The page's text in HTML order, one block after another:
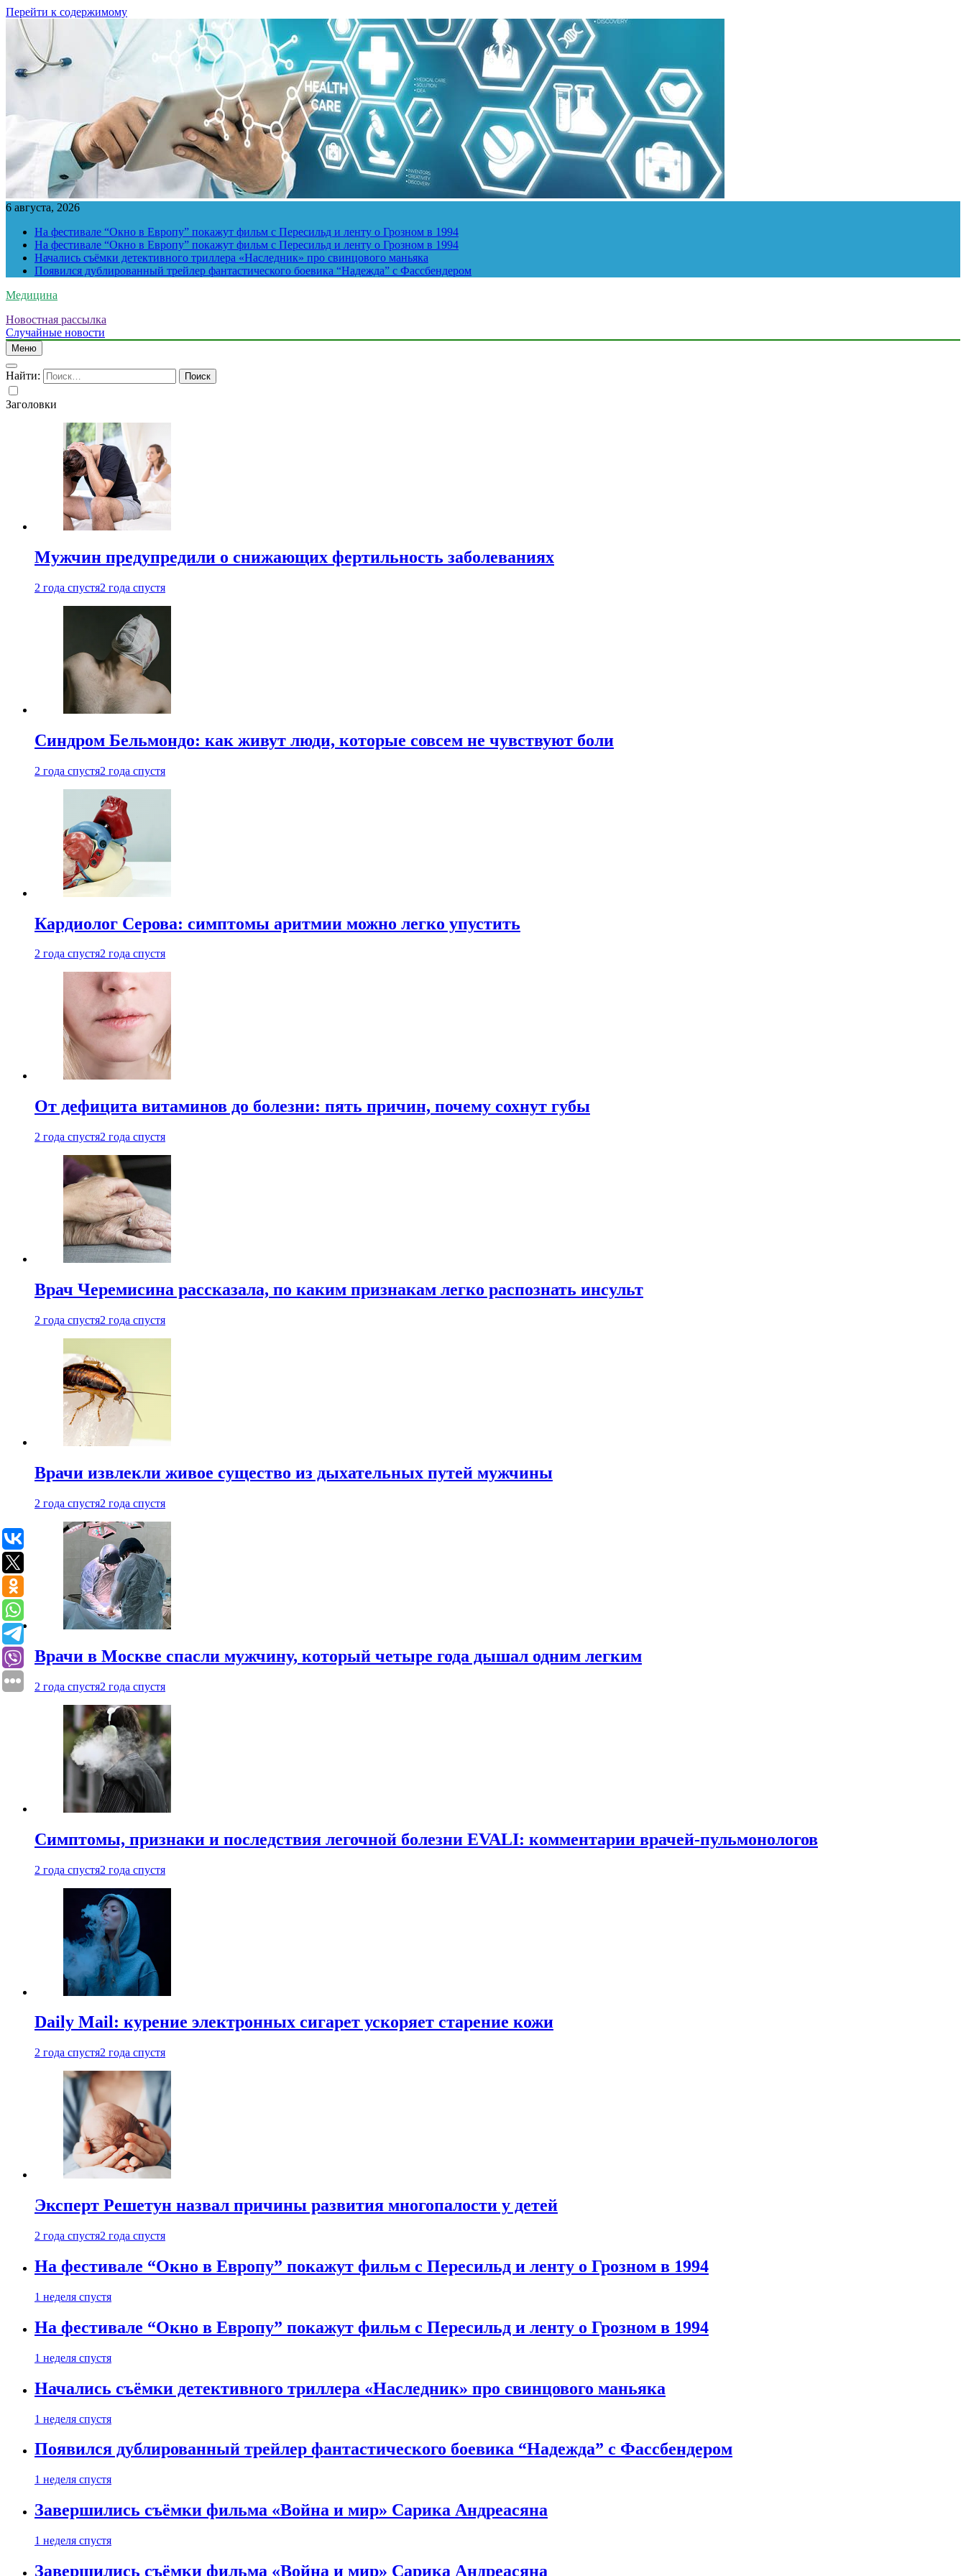
Перейти к содержимому
6 августа, 2026
На фестивале “Окно в Европу” покажут фильм с Пересильд и ленту о Грозном в 1994
На фестивале “Окно в Европу” покажут фильм с Пересильд и ленту о Грозном в 1994
Начались съёмки детективного триллера «Наследник» про свинцового маньяка
Появился дублированный трейлер фантастического боевика “Надежда” с Фассбендером
Медицина
Новостная рассылка
Случайные новости
Меню
Найти:
Заголовки
Мужчин предупредили о снижающих фертильность заболеваниях
2 года спустя2 года спустя
Синдром Бельмондо: как живут люди, которые совсем не чувствуют боли
2 года спустя2 года спустя
Кардиолог Серова: симптомы аритмии можно легко упустить
2 года спустя2 года спустя
От дефицита витаминов до болезни: пять причин, почему сохнут губы
2 года спустя2 года спустя
Врач Черемисина рассказала, по каким признакам легко распознать инсульт
2 года спустя2 года спустя
Врачи извлекли живое существо из дыхательных путей мужчины
2 года спустя2 года спустя
Врачи в Москве спасли мужчину, который четыре года дышал одним легким
2 года спустя2 года спустя
Симптомы, признаки и последствия легочной болезни EVALI: комментарии врачей-пульмонологов
2 года спустя2 года спустя
Daily Mail: курение электронных сигарет ускоряет старение кожи
2 года спустя2 года спустя
Эксперт Решетун назвал причины развития многопалости у детей
2 года спустя2 года спустя
На фестивале “Окно в Европу” покажут фильм с Пересильд и ленту о Грозном в 1994
1 неделя спустя
На фестивале “Окно в Европу” покажут фильм с Пересильд и ленту о Грозном в 1994
1 неделя спустя
Начались съёмки детективного триллера «Наследник» про свинцового маньяка
1 неделя спустя
Появился дублированный трейлер фантастического боевика “Надежда” с Фассбендером
1 неделя спустя
Завершились съёмки фильма «Война и мир» Сарика Андреасяна
1 неделя спустя
Завершились съёмки фильма «Война и мир» Сарика Андреасяна